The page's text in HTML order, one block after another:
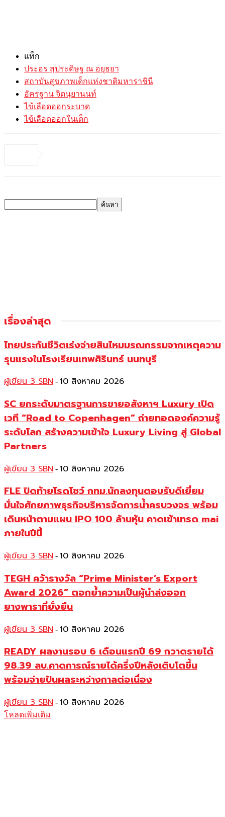
แท็ก
ประอร สุประดิษฐ ณ อยุธยา
สถาบันสุขภาพเด็กแห่งชาติมหาราชินี
อัครฐาน จิตนุยานนท์
ไข้เลือดออกระบาด
ไข้เลือดออกในเด็ก
เรื่องล่าสุด
ไทยประกันชีวิตเร่งจ่ายสินไหมมรณกรรมจากเหตุความ
รุนแรงในโรงเรียนเทพศิรินทร์ นนทบุรี
ผู้เขียน 3 SBN - 10 สิงหาคม 2026
SC ยกระดับมาตรฐานการขายอสังหาฯ Luxury เปิด
เวที “Road to Copenhagen” ถ่ายทอดองค์ความรู้
ระดับโลก สร้างความเข้าใจ Luxury Living สู่ Global
Partners
ผู้เขียน 3 SBN - 10 สิงหาคม 2026
FLE ปิดท้ายโรดโชว์ กทม.นักลงทุนตอบรับดีเยี่ยม
มั่นใจศักยภาพธุรกิจบริหารจัดการน้ำครบวงจร พร้อม
เดินหน้าตามแผน IPO 100 ล้านหุ้น คาดเข้าเทรด mai
ภายในปีนี้
ผู้เขียน 3 SBN - 10 สิงหาคม 2026
TEGH คว้ารางวัล “Prime Minister’s Export
Award 2026” ตอกย้ำความเป็นผู้นำส่งออก
ยางพาราที่ยั่งยืน
ผู้เขียน 3 SBN - 10 สิงหาคม 2026
READY ผลงานรอบ 6 เดือนแรกปี 69 กวาดรายได้
98.39 ลบ.คาดการณ์รายได้ครึ่งปีหลังเติบโตขึ้น
พร้อมจ่ายปันผลระหว่างกาลต่อเนื่อง
ผู้เขียน 3 SBN - 10 สิงหาคม 2026
โหลดเพิ่มเติม